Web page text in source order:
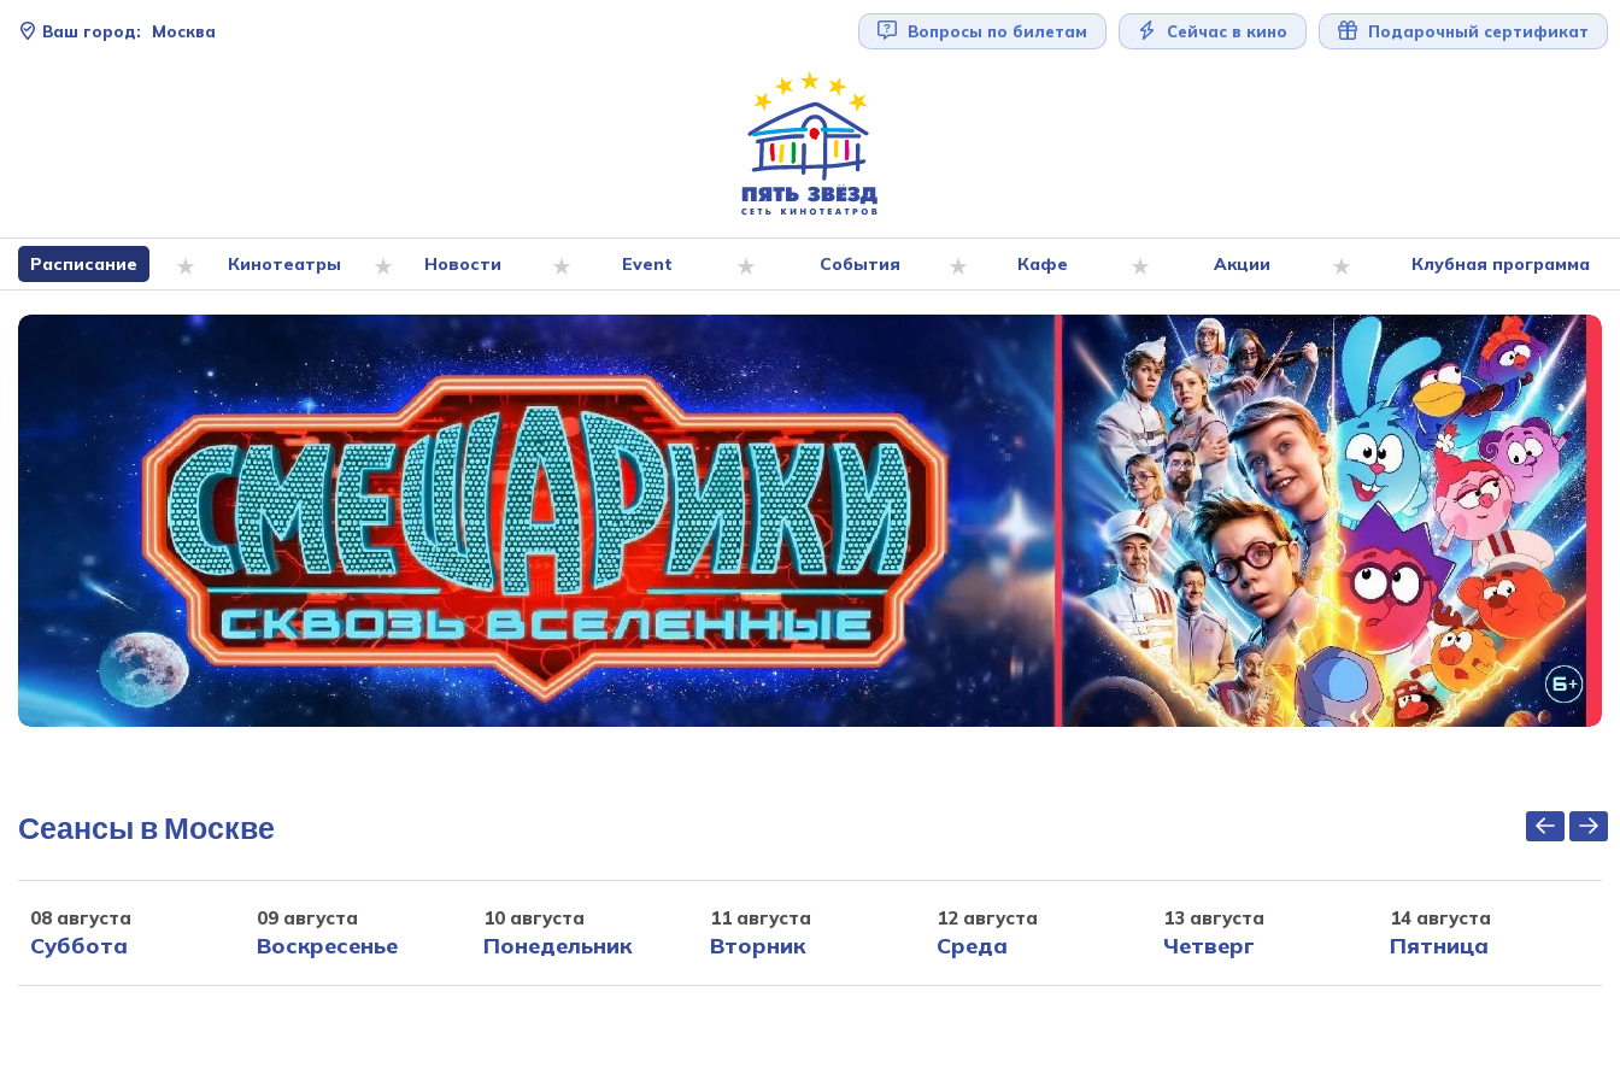
Ваш город: Москва Вопросы по билетам Сейчас в кино Подарочный сертификат
Расписание Кинотеатры Новости Event События Кафе Акции Клубная программа
Сеансы в Москве
08 августа
Суббота
09 августа
Воскресенье
10 августа
Понедельник
11 августа
Вторник
12 августа
Среда
13 августа
Четверг
14 августа
Пятница